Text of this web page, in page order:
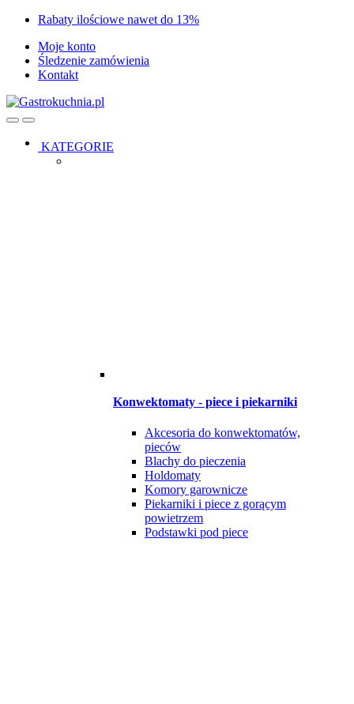
Skip
navigation
Skip
content
Rabaty ilościowe nawet do 13%
Moje konto
Śledzenie zamówienia
Kontakt
OpenClose
KATEGORIE
Konwektomaty - piece i piekarniki
Akcesoria do konwektomatów,
pieców
Blachy do pieczenia
Holdomaty
Komory garownicze
Piekarniki i piece z gorącym
powietrzem
Podstawki pod piece